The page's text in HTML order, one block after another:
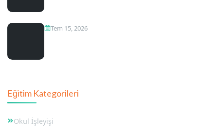
Tem 15, 2026
Eğitim Kategorileri
Okul İşleyişi